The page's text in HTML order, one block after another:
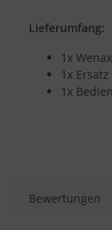
Lieferumfang:
1x
1x
1x
Bewertungen